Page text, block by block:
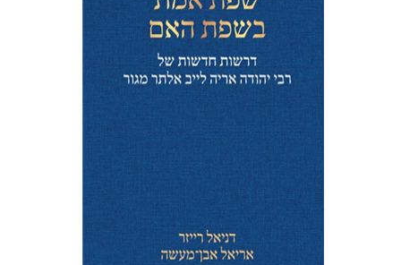
אריאל אבן-מעשה דניאל רייזר
$46
$41